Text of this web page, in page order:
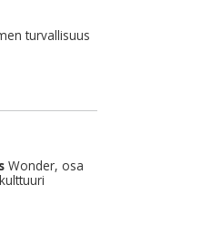
turvallisuus
Wonder, osa